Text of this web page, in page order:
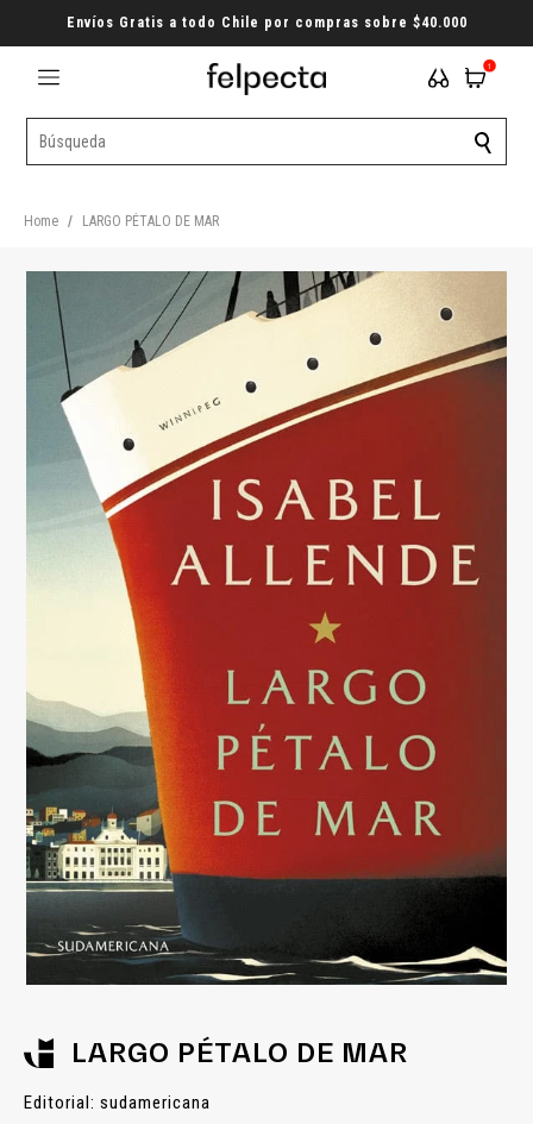
Envíos Gratis a todo Chile por compras sobre $40.000
1
Home / LARGO PÉTALO DE MAR
LARGO PÉTALO DE MAR
Editorial: sudamericana